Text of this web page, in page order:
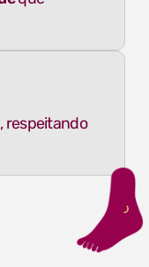
, respeitando